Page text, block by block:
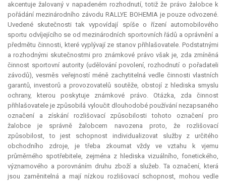
akcentuje žalovaný v napadeném rozhodnutí, totiž že právo žalobce k
pořádání mezinárodního závodu RALLYE BOHEMIAje pouze odvozené.
Uvedené skutečnosti tak vypovídají spíše o řízení automobilového
sportu odvíjejícího se od mezinárodních sportovních řádů a oprávnění a
předmětu činnosti, které vyplývají ze stanov přihlašovatele. Podstatnými
a rozhodnými skutečnostmi pro známkové právo však je, zda zmíněná
činnost sportovní autority (udělování povolení, rozhodnutí o pořadateli
závodů), vesměs veřejností méně zachytitelná vedle činnosti vlastních
garantů, investorů a provozovatelů soutěže, obstojí z hlediska smyslu
ochrany, kterou poskytuje známkové právo. Otázka, zda činnost
přihlašovatele je způsobilá vyloučit dlouhodobé používání nezapsaného
označení a získání rozlišovací způsobilosti tohoto označení pro
žalobce je správně žalobcem navozena proto, že rozlišovací
způsobilost, to jest schopnost individualizovat služby z určitého
obchodního zdroje, je třeba zkoumat vždy ve vztahu k vjemu
průměrného spotřebitele, zejména z hlediska vizuálního, fonetického,
významového a porovnáním druhu zboží a služeb. Ta označení, která
jsou zaměnitelná a mají nízkou rozlišovací schopnost, mohou vedle